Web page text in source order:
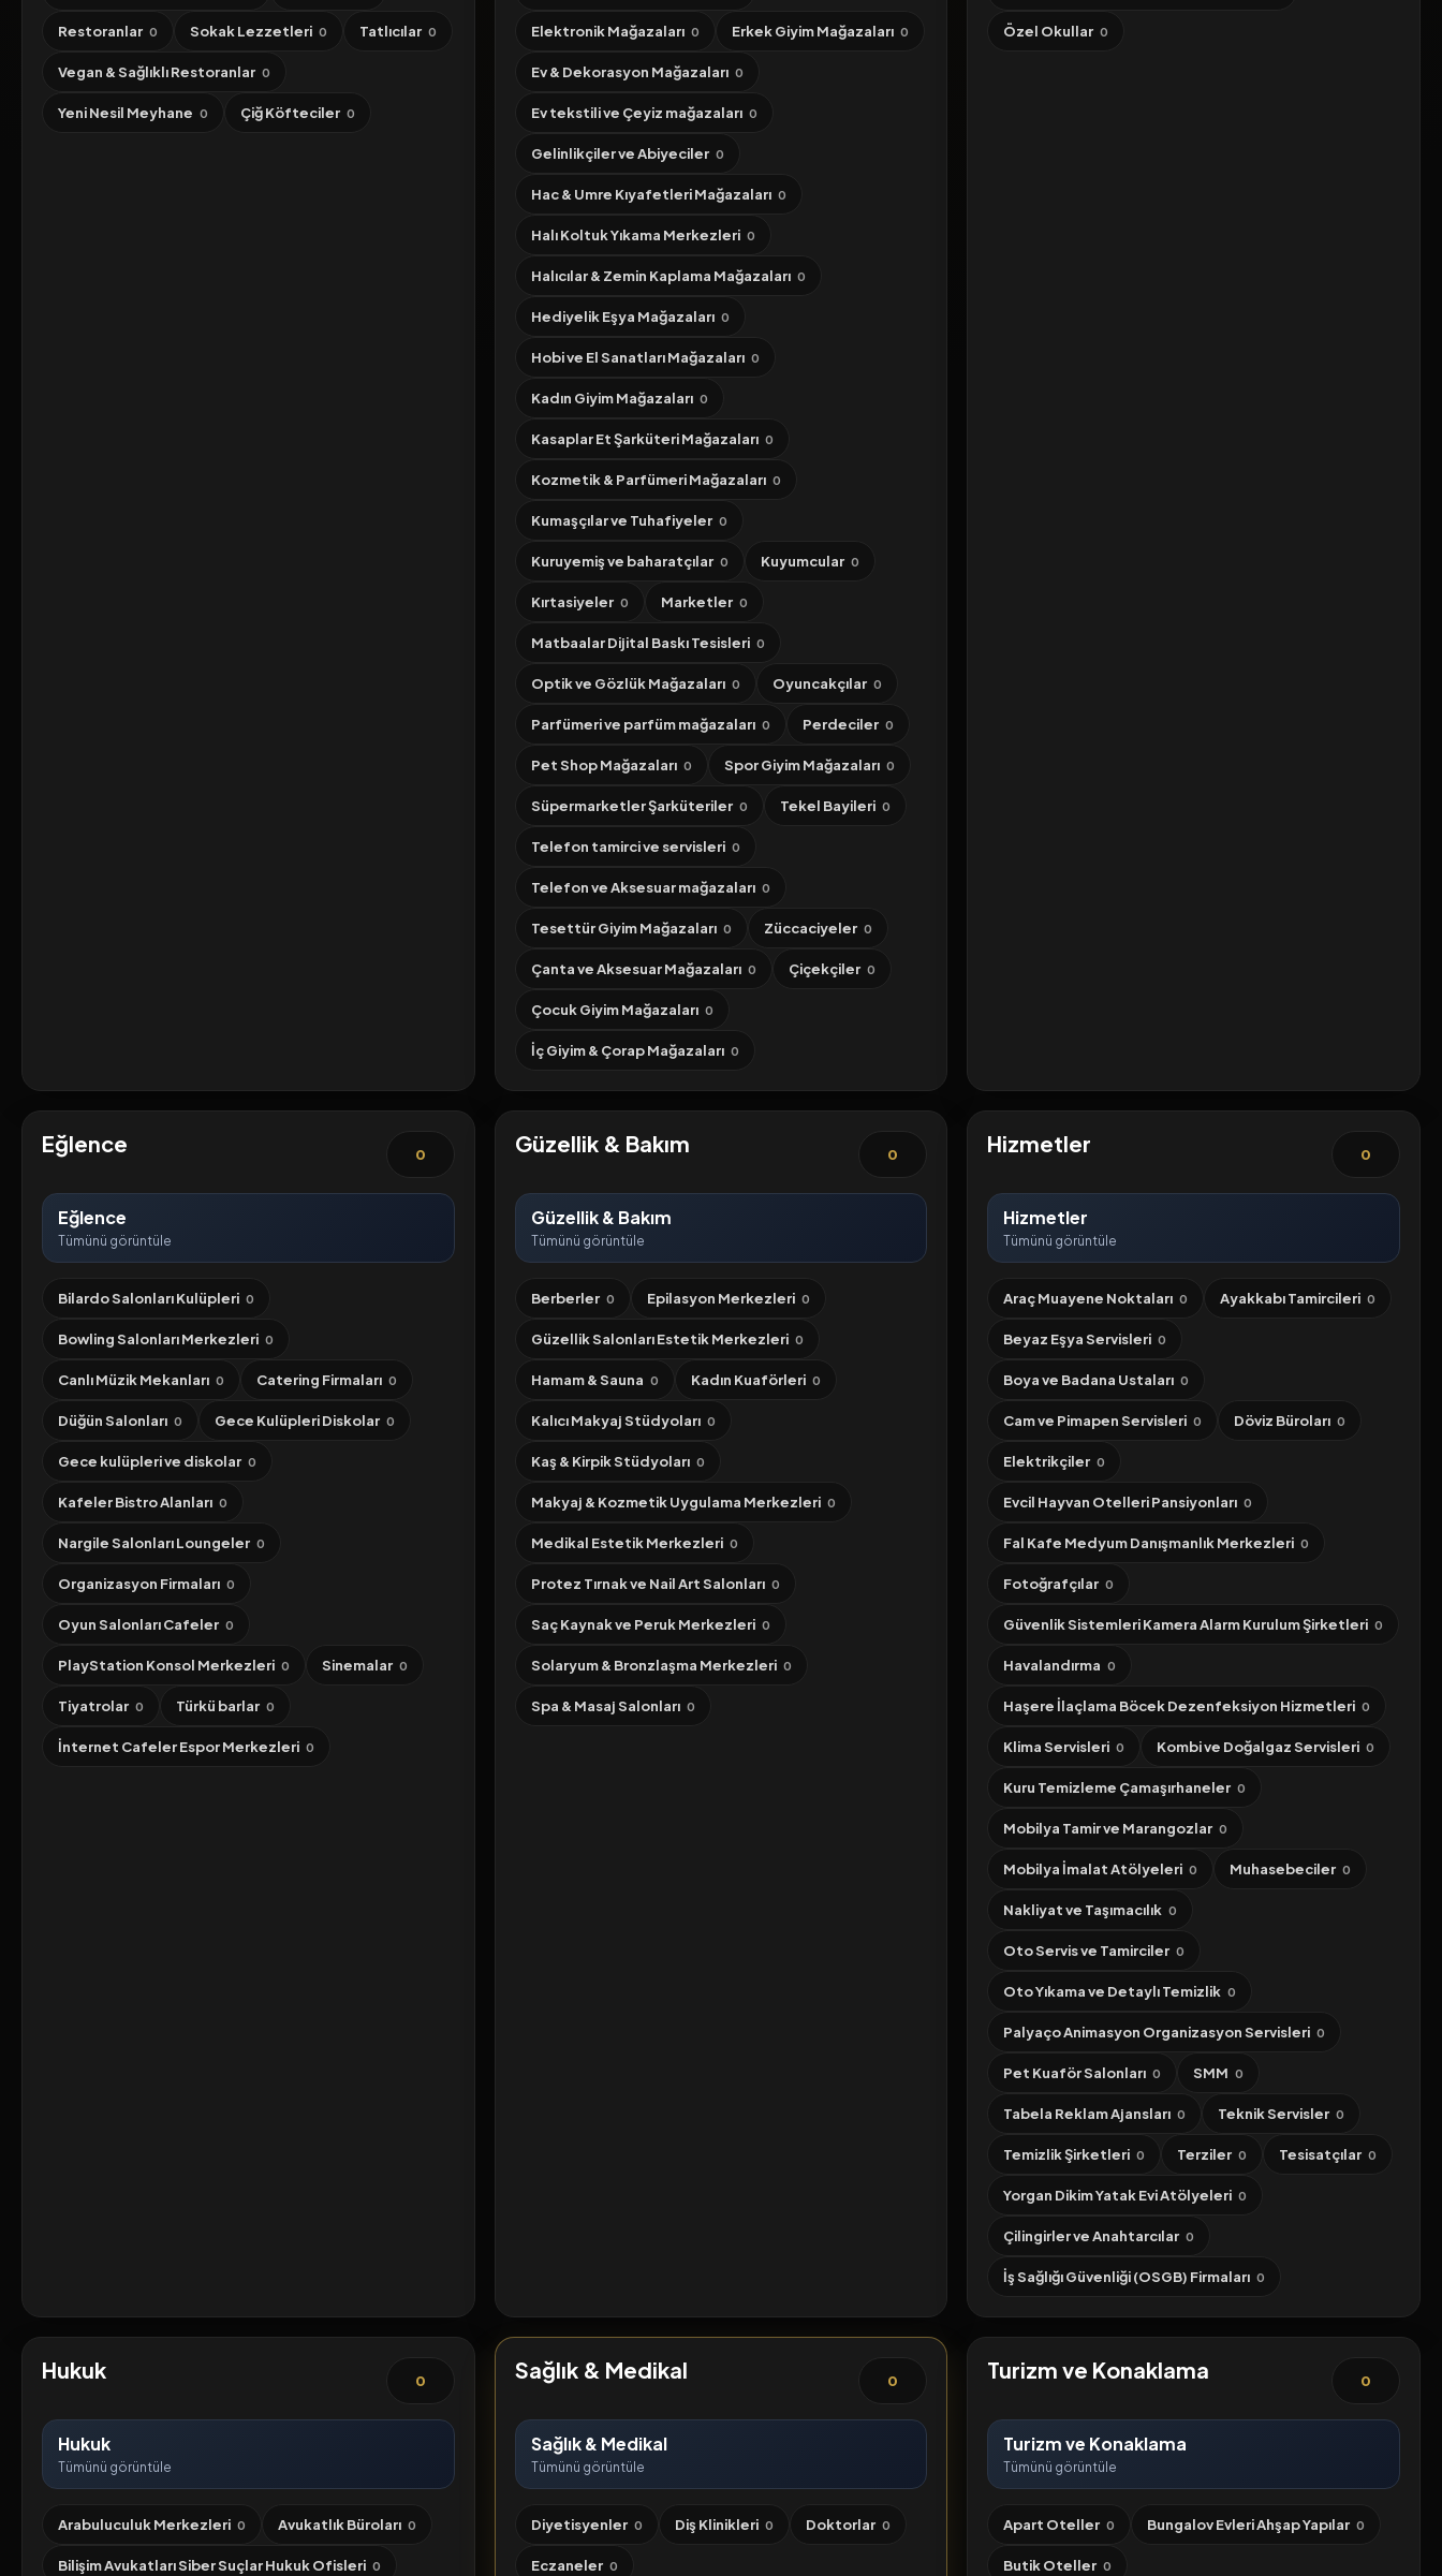
Restoranlar 0 Sokak Lezzetleri 0 Tatlıcılar 0
Vegan & Sağlıklı Restoranlar 0
Yeni Nesil Meyhane 0 Çiğ Köfteciler 0
Elektronik Mağazaları 0 Erkek Giyim Mağazaları 0
Ev & Dekorasyon Mağazaları 0
Ev tekstili ve Çeyiz mağazaları 0
Gelinlikçiler ve Abiyeciler 0
Hac & Umre Kıyafetleri Mağazaları 0
Halı Koltuk Yıkama Merkezleri 0
Halıcılar & Zemin Kaplama Mağazaları 0
Hediyelik Eşya Mağazaları 0
Hobi ve El Sanatları Mağazaları 0
Kadın Giyim Mağazaları 0
Kasaplar Et Şarküteri Mağazaları 0
Kozmetik & Parfümeri Mağazaları 0
Kumaşçılar ve Tuhafiyeler 0
Kuruyemiş ve baharatçılar 0 Kuyumcular 0
Kırtasiyeler 0 Marketler 0
Matbaalar Dijital Baskı Tesisleri 0
Optik ve Gözlük Mağazaları 0 Oyuncakçılar 0
Parfümeri ve parfüm mağazaları 0 Perdeciler 0
Pet Shop Mağazaları 0 Spor Giyim Mağazaları 0
Süpermarketler Şarküteriler 0 Tekel Bayileri 0
Telefon tamirci ve servisleri 0
Telefon ve Aksesuar mağazaları 0
Tesettür Giyim Mağazaları 0 Züccaciyeler 0
Çanta ve Aksesuar Mağazaları 0 Çiçekçiler 0
Çocuk Giyim Mağazaları 0
İç Giyim & Çorap Mağazaları 0
Özel Okullar 0
Eğlence 0
Eğlence
Tümünü görüntüle
Bilardo Salonları Kulüpleri 0
Bowling Salonları Merkezleri 0
Canlı Müzik Mekanları 0 Catering Firmaları 0
Düğün Salonları 0 Gece Kulüpleri Diskolar 0
Gece kulüpleri ve diskolar 0
Kafeler Bistro Alanları 0
Nargile Salonları Loungeler 0
Organizasyon Firmaları 0
Oyun Salonları Cafeler 0
PlayStation Konsol Merkezleri 0 Sinemalar 0
Tiyatrolar 0 Türkü barlar 0
İnternet Cafeler Espor Merkezleri 0
Güzellik & Bakım 0
Güzellik & Bakım
Tümünü görüntüle
Berberler 0 Epilasyon Merkezleri 0
Güzellik Salonları Estetik Merkezleri 0
Hamam & Sauna 0 Kadın Kuaförleri 0
Kalıcı Makyaj Stüdyoları 0
Kaş & Kirpik Stüdyoları 0
Makyaj & Kozmetik Uygulama Merkezleri 0
Medikal Estetik Merkezleri 0
Protez Tırnak ve Nail Art Salonları 0
Saç Kaynak ve Peruk Merkezleri 0
Solaryum & Bronzlaşma Merkezleri 0
Spa & Masaj Salonları 0
Hizmetler 0
Hizmetler
Tümünü görüntüle
Araç Muayene Noktaları 0 Ayakkabı Tamircileri 0
Beyaz Eşya Servisleri 0
Boya ve Badana Ustaları 0
Cam ve Pimapen Servisleri 0 Döviz Büroları 0
Elektrikçiler 0
Evcil Hayvan Otelleri Pansiyonları 0
Fal Kafe Medyum Danışmanlık Merkezleri 0
Fotoğrafçılar 0
Güvenlik Sistemleri Kamera Alarm Kurulum Şirketleri 0
Havalandırma 0
Haşere İlaçlama Böcek Dezenfeksiyon Hizmetleri 0
Klima Servisleri 0 Kombi ve Doğalgaz Servisleri 0
Kuru Temizleme Çamaşırhaneler 0
Mobilya Tamir ve Marangozlar 0
Mobilya İmalat Atölyeleri 0 Muhasebeciler 0
Nakliyat ve Taşımacılık 0
Oto Servis ve Tamirciler 0
Oto Yıkama ve Detaylı Temizlik 0
Palyaço Animasyon Organizasyon Servisleri 0
Pet Kuaför Salonları 0 SMM 0
Tabela Reklam Ajansları 0 Teknik Servisler 0
Temizlik Şirketleri 0 Terziler 0 Tesisatçılar 0
Yorgan Dikim Yatak Evi Atölyeleri 0
Çilingirler ve Anahtarcılar 0
İş Sağlığı Güvenliği (OSGB) Firmaları 0
Hukuk 0
Hukuk
Tümünü görüntüle
Arabuluculuk Merkezleri 0 Avukatlık Büroları 0
Bilişim Avukatları Siber Suçlar Hukuk Ofisleri 0
Sağlık & Medikal 0
Sağlık & Medikal
Tümünü görüntüle
Diyetisyenler 0 Diş Klinikleri 0 Doktorlar 0
Eczaneler 0
Turizm ve Konaklama 0
Turizm ve Konaklama
Tümünü görüntüle
Apart Oteller 0 Bungalov Evleri Ahşap Yapılar 0
Butik Oteller 0